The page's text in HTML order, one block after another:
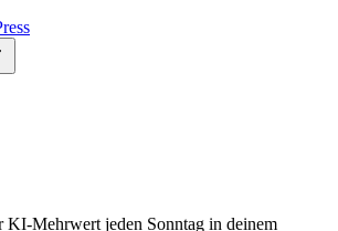
KI-Mehrwert jeden Sonntag in deinem